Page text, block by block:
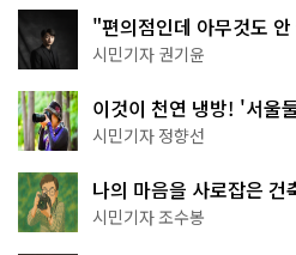
"편의점인데 아무것도
한 편의점의 정체
시민기자 권기윤
이것이 천연 냉방! '서울
나볼까
시민기자 정향선
나의 마음을 사로잡은
상작 공개!
시민기자 조수봉